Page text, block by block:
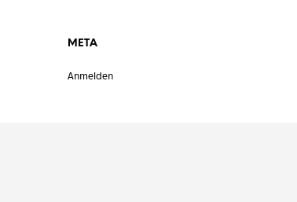
META
Anmelden